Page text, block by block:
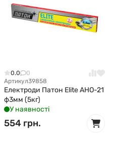
0.0
0
Артикул39858
Електроди Патон Elite АНО-21
ф3мм (5кг)
У наявності
554 грн.